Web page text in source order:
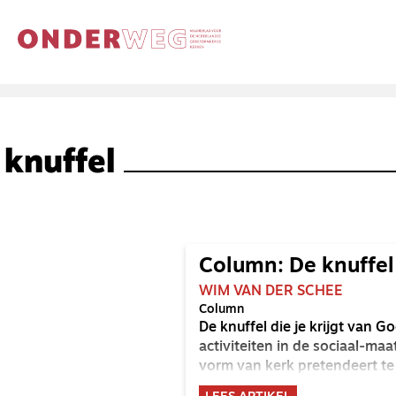
knuffel
Column: De
WIM VAN DER SCHEE
Column
De knuffel die je krijgt van
activiteiten in de sociaal-
vorm van kerk pretendeert te